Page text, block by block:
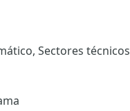
Sectores técnicos